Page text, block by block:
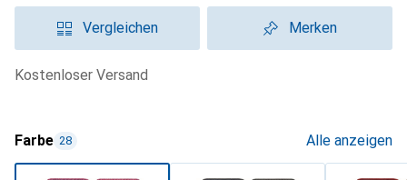
Vergleichen Merken
kostenloser Versand
Farbe 28 Alle anzeigen